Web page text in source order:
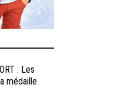
: Les
médaille